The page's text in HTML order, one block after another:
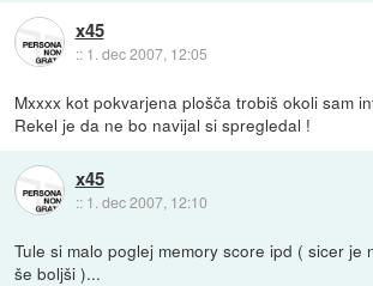
x45
:: 1. dec 2007, 12:05
Mxxxx kot pokvarjena plošča trobiš okoli sam
Rekel je da ne bo navijal si spregledal !
x45
:: 1. dec 2007, 12:10
Tule si malo poglej memory score ipd ( sicer je
še boljši )...